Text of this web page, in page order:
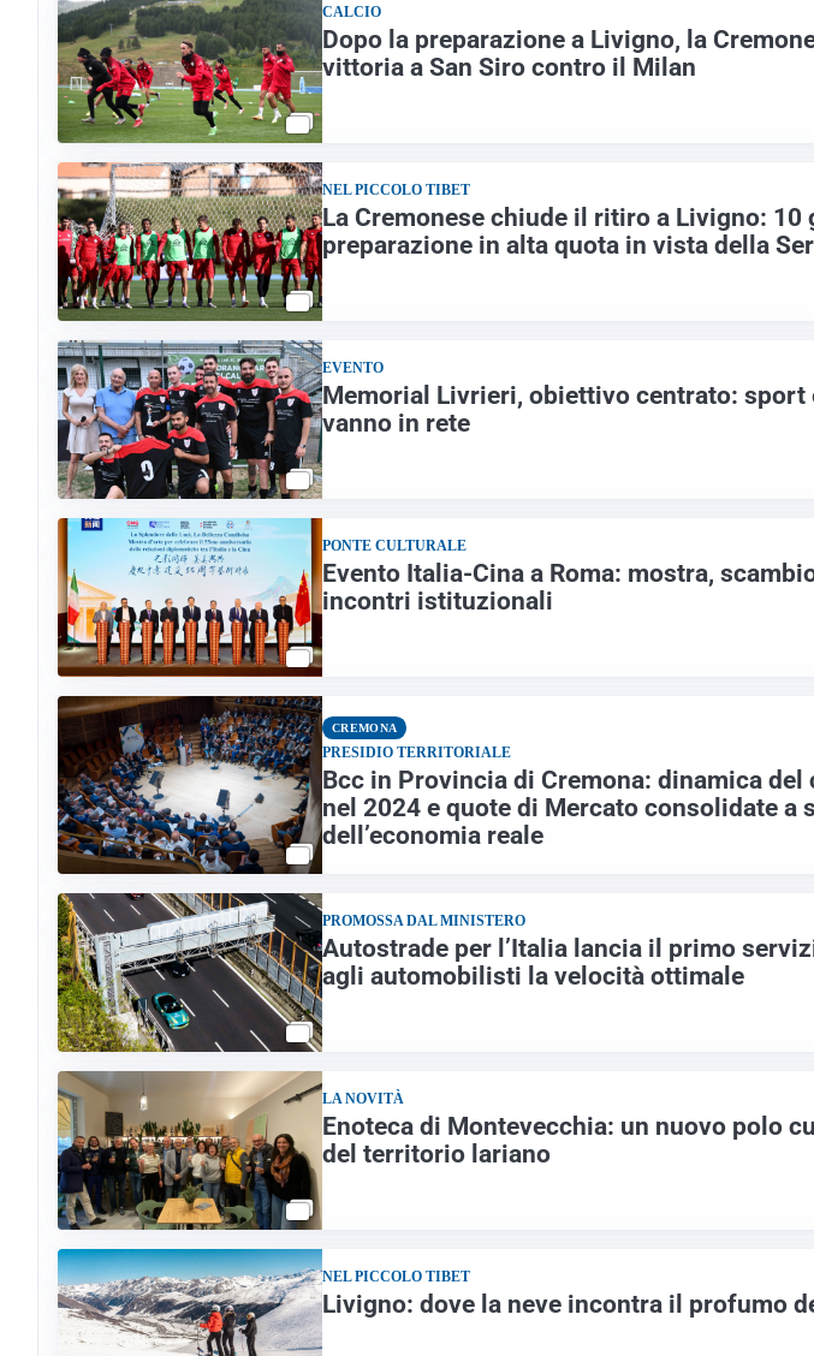
CALCIO
Dopo la preparazione a Livigno, la
vittoria a San Siro contro il Milan
NEL PICCOLO TIBET
La Cremonese chiude il ritiro a Livigno: 10
preparazione in alta quota in vista della
EVENTO
Memorial Livrieri, obiettivo centrato: sport
vanno in rete
PONTE CULTURALE
Evento Italia-Cina a Roma: mostra,
incontri istituzionali
CREMONA
PRESIDIO TERRITORIALE
Bcc in Provincia di Cremona: dinamica
nel 2024 e quote di Mercato consolidate a
dell’economia reale
PROMOSSA DAL MINISTERO
Autostrade per l’Italia lancia il primo
agli automobilisti la velocità ottimale
LA NOVITÀ
Enoteca di Montevecchia: un nuovo polo
del territorio lariano
NEL PICCOLO TIBET
Livigno: dove la neve incontra il profumo